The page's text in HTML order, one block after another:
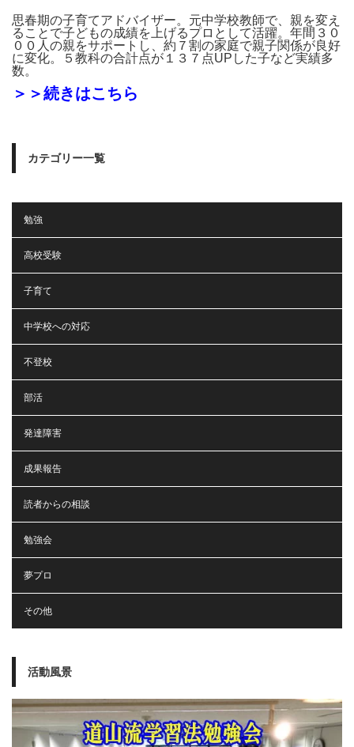
思春期の子育てアドバイザー。元中学校教師で、親を変え
ることで子どもの成績を上げるプロとして活躍。年間３０
００人の親をサポートし、約７割の家庭で親子関係が良好
に変化。５教科の合計点が１３７点UPした子など実績多
数。
＞＞続きはこちら
カテゴリー一覧
勉強
高校受験
子育て
中学校への対応
不登校
部活
発達障害
成果報告
読者からの相談
勉強会
夢プロ
その他
活動風景